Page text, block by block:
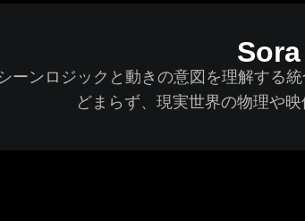
ーンロジックと動きの意図を理解する
どまらず、現実世界の物理や